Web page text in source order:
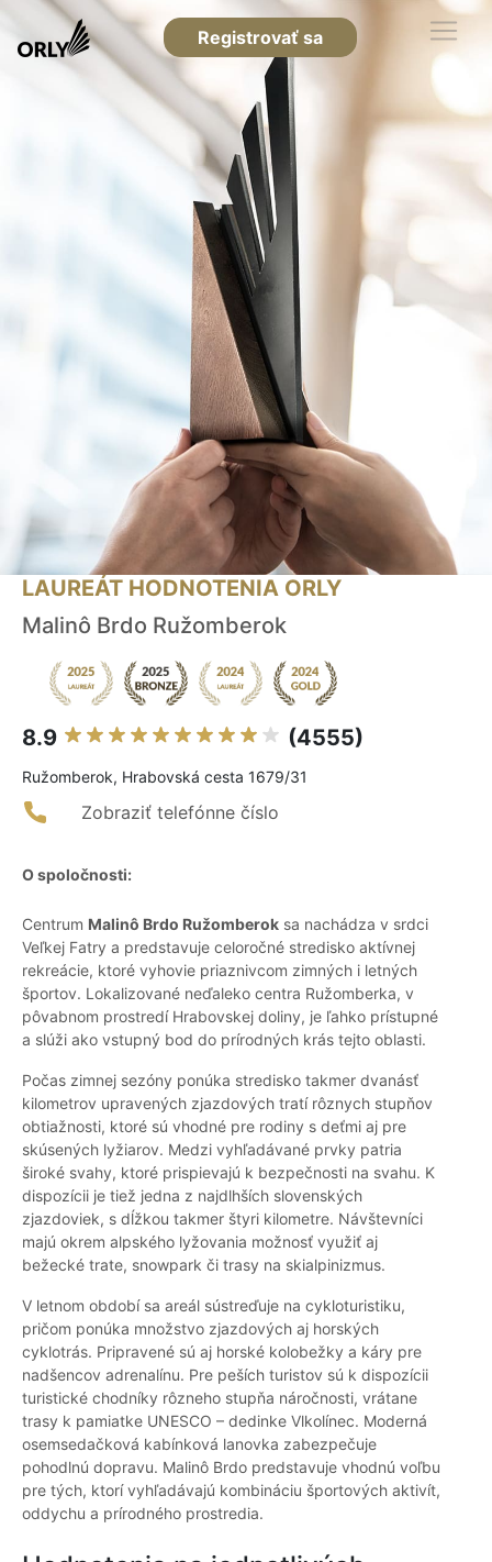
Registrovať sa
LAUREÁT HODNOTENIA ORLY
Malinô Brdo Ružomberok
8.9 (4555)
Ružomberok, Hrabovská cesta 1679/31
Zobraziť telefónne číslo
O spoločnosti:
Centrum Malinô Brdo Ružomberok sa nachádza v srdci
Veľkej Fatry a predstavuje celoročné stredisko aktívnej
rekreácie, ktoré vyhovie priaznivcom zimných i letných
športov. Lokalizované neďaleko centra Ružomberka, v
pôvabnom prostredí Hrabovskej doliny, je ľahko prístupné
a slúži ako vstupný bod do prírodných krás tejto oblasti.
Počas zimnej sezóny ponúka stredisko takmer dvanásť
kilometrov upravených zjazdových tratí rôznych stupňov
obtiažnosti, ktoré sú vhodné pre rodiny s deťmi aj pre
skúsených lyžiarov. Medzi vyhľadávané prvky patria
široké svahy, ktoré prispievajú k bezpečnosti na svahu. K
dispozícii je tiež jedna z najdlhších slovenských
zjazdoviek, s dĺžkou takmer štyri kilometre. Návštevníci
majú okrem alpského lyžovania možnosť využiť aj
bežecké trate, snowpark či trasy na skialpinizmus.
V letnom období sa areál sústreďuje na cykloturistiku,
pričom ponúka množstvo zjazdových aj horských
cyklotrás. Pripravené sú aj horské kolobežky a káry pre
nadšencov adrenalínu. Pre peších turistov sú k dispozícii
turistické chodníky rôzneho stupňa náročnosti, vrátane
trasy k pamiatke UNESCO – dedinke Vlkolínec. Moderná
osemsedačková kabínková lanovka zabezpečuje
pohodlnú dopravu. Malinô Brdo predstavuje vhodnú voľbu
pre tých, ktorí vyhľadávajú kombináciu športových aktivít,
oddychu a prírodného prostredia.